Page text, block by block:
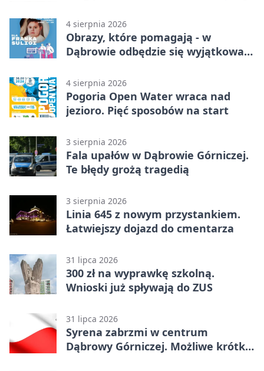
4 sierpnia 2026
Obrazy, które pomagają - w
Dąbrowie odbędzie się wyjątkowa
4 sierpnia 2026
Pogoria Open Water wraca nad
jezioro. Pięć sposobów na start
3 sierpnia 2026
Fala upałów w Dąbrowie Górniczej.
Te błędy grożą tragedią
3 sierpnia 2026
Linia 645 z nowym przystankiem.
Łatwiejszy dojazd do cmentarza
31 lipca 2026
300 zł na wyprawkę szkolną.
Wnioski już spływają do ZUS
31 lipca 2026
Syrena zabrzmi w centrum
Dąbrowy Górniczej. Możliwe krótkie